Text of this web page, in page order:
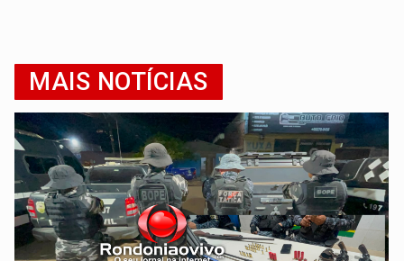
MAIS NOTÍCIAS